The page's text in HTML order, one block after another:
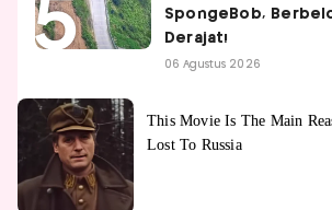
SpongeBob,
Derajat!
06 Agustus 2026